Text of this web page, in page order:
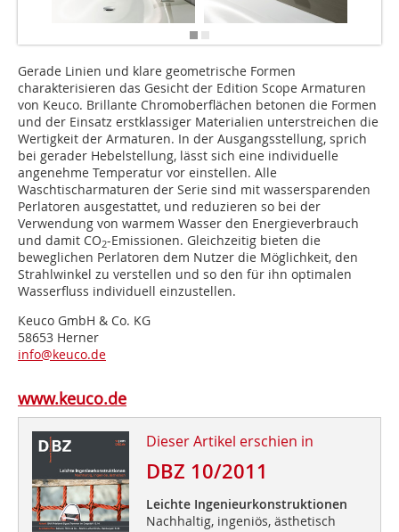
Gerade Linien und klare geometrische Formen
charakterisieren das Gesicht der Edition Scope Armaturen
von Keuco. Brillante Chromoberflächen betonen die Formen
und der Einsatz erstklassiger Materialien unterstreichen die
Wertigkeit der Armaturen. In der Ausgangsstellung, sprich
bei gerader Hebelstellung, lässt sich eine individuelle
angenehme Temperatur vor einstellen. Alle
Waschtischarmaturen der Serie sind mit wassersparenden
Perlatoren ausgestattet, und reduzieren so bei der
Verwendung von warmem Wasser den Energieverbrauch
und damit CO2-Emissionen. Gleichzeitig bieten die
beweglichen Perlatoren dem Nutzer die Möglichkeit, den
Strahlwinkel zu verstellen und so den für ihn optimalen
Wasserfluss individuell einzustellen.
Keuco GmbH & Co. KG
58653 Herner
info@keuco.de
www.keuco.de
Dieser Artikel erschien in
DBZ 10/2011
Leichte Ingenieurkonstruktionen
Nachhaltig, ingeniös, ästhetisch